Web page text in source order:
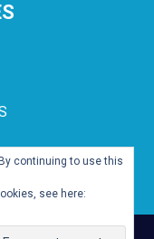
continuing to use this
see here: